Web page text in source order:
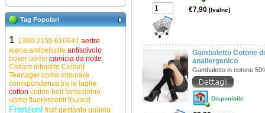
Tag Popolari
1 1360 2150 610641 aertre
alena anticellulite antiscivolo
boxer uomo camicia da notte
Collant infradito Collant
Teenager come misurare
corrispondenza tra le taglie
cotton cotton beltfantasmino
uomo fluorescenti foulard
Franzoni fruitgestante guaina
€7,90 [IvaInc]
Gambaletto Cotone
anallergenico
Gambaletto in cotone
Disponibile